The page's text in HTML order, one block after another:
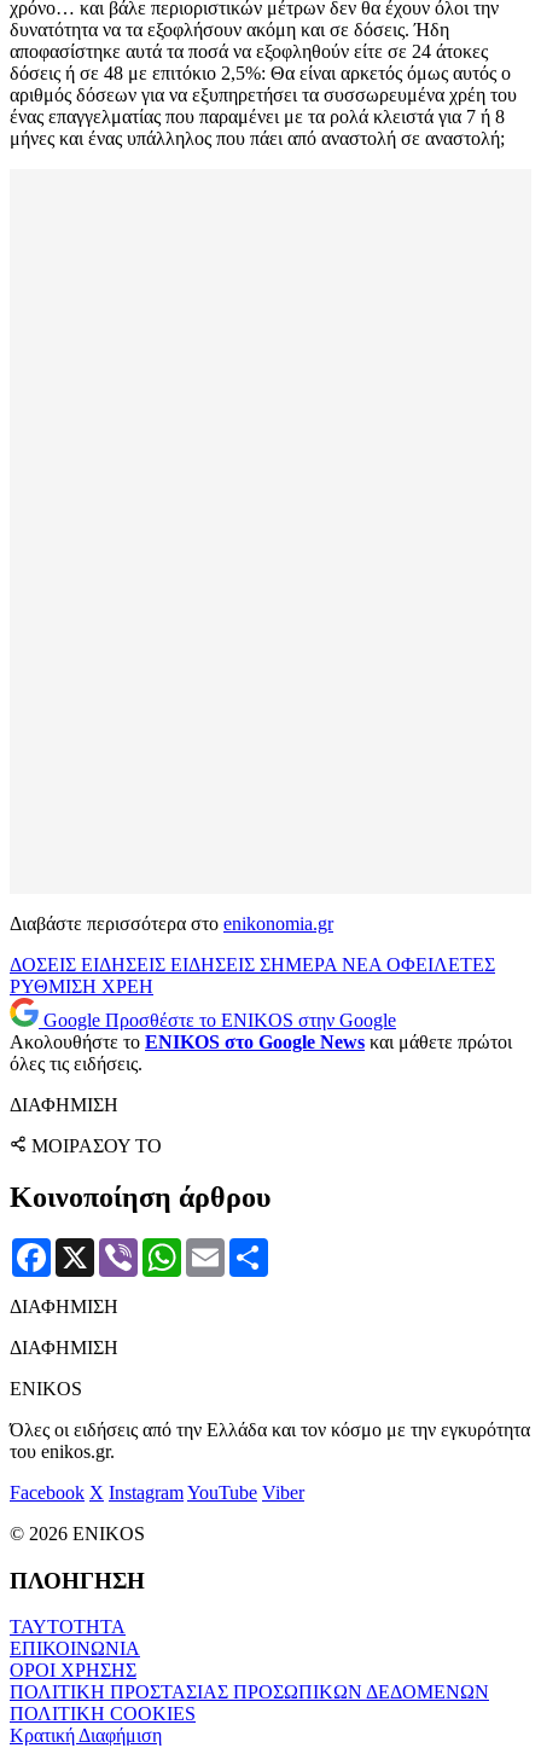
χρόνο… και βάλε περιοριστικών μέτρων δεν θα έχουν όλοι την
δυνατότητα να τα εξοφλήσουν ακόμη και σε δόσεις. Ήδη
αποφασίστηκε αυτά τα ποσά να εξοφληθούν είτε σε 24 άτοκες
δόσεις ή σε 48 με επιτόκιο 2,5%: Θα είναι αρκετός όμως αυτός ο
αριθμός δόσεων για να εξυπηρετήσει τα συσσωρευμένα χρέη του
ένας επαγγελματίας που παραμένει με τα ρολά κλειστά για 7 ή 8
μήνες και ένας υπάλληλος που πάει από αναστολή σε αναστολή;
Διαβάστε περισσότερα στο enikonomia.gr
ΔΟΣΕΙΣ ΕΙΔΗΣΕΙΣ ΕΙΔΗΣΕΙΣ ΣΗΜΕΡΑ ΝΕΑ ΟΦΕΙΛΕΤΕΣ
ΡΥΘΜΙΣΗ ΧΡΕΗ
Google Προσθέστε το ENIKOS στην Google
Ακολουθήστε το ENIKOS στο Google News και μάθετε πρώτοι
όλες τις ειδήσεις.
ΔΙΑΦΗΜΙΣΗ
ΜΟΙΡΑΣΟΥ ΤΟ
Κοινοποίηση άρθρου
Facebook
X Viber WhatsApp
Email
ΔΙΑΦΗΜΙΣΗ
ΔΙΑΦΗΜΙΣΗ
ENIKOS
Όλες οι ειδήσεις από την Ελλάδα και τον κόσμο με την εγκυρότητα
του enikos.gr.
Facebook X InstagramYouTube Viber
© 2026 ENIKOS
ΠΛΟΗΓΗΣΗ
ΤΑΥΤΟΤΗΤΑ
ΕΠΙΚΟΙΝΩΝΙΑ
ΟΡΟΙ ΧΡΗΣΗΣ
ΠΟΛΙΤΙΚΗ ΠΡΟΣΤΑΣΙΑΣ ΠΡΟΣΩΠΙΚΩΝ ΔΕΔΟΜΕΝΩΝ
ΠΟΛΙΤΙΚΗ COOKIES
Κρατική Διαφήμιση